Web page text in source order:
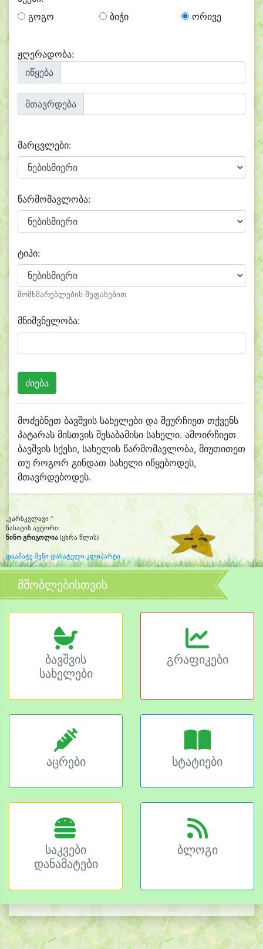
გოგო
ბიჭი ორივე
ჟღერადობა:
იწყება
მთავრდება
მარცვლები:
წარმომავლობა:
ტიპი:
მომხმარებლების შეფასებით
მნიშვნელობა:
მოძებნეთ ბავშვის სახელები და შეურჩიეთ თქვენს
პატარას მისთვის შესაბამისი სახელი. ამოირჩიეთ
ბავშვის სქესი, სახელის წარმომავლობა, მიუთითეთ
თუ როგორ გინდათ სახელი იწყებოდეს,
მთავრდებოდეს.
„ვარსკვლავი “
ნახატის ავტორი:
ნინო გრიგოლია (ცხრა წლის)
დაამატე შენი დახატული კლიპარტი
მშობლებისთვის
ბავშვის
სახელები
გრაფიკები
აცრები სტატიები
საკვები
დანამატები
ბლოგი